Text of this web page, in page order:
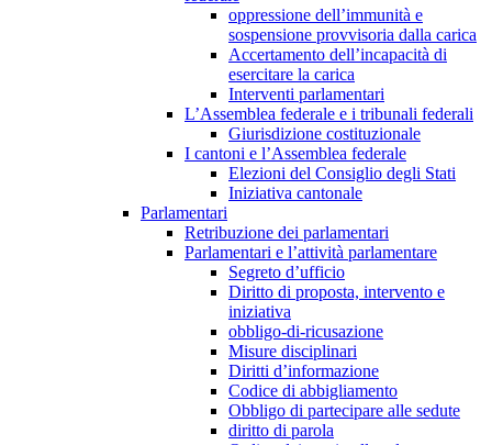
oppressione dell’immunità e
sospensione provvisoria dalla carica
Accertamento dell’incapacità di
esercitare la carica
Interventi parlamentari
L’Assemblea federale e i tribunali federali
Giurisdizione costituzionale
I cantoni e l’Assemblea federale
Elezioni del Consiglio degli Stati
Iniziativa cantonale
Parlamentari
Retribuzione dei parlamentari
Parlamentari e l’attività parlamentare
Segreto d’ufficio
Diritto di proposta, intervento e
iniziativa
obbligo-di-ricusazione
Misure disciplinari
Diritti d’informazione
Codice di abbigliamento
Obbligo di partecipare alle sedute
diritto di parola